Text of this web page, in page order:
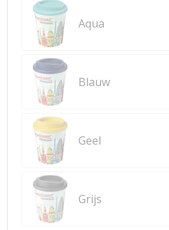
Aqua
Blauw
Geel
Grijs